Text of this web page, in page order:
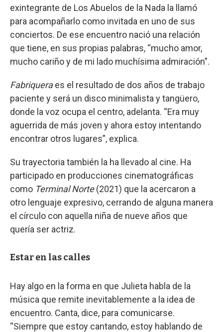
exintegrante de Los Abuelos de la Nada la llamó
para acompañarlo como invitada en uno de sus
conciertos. De ese encuentro nació una relación
que tiene, en sus propias palabras, “mucho amor,
mucho cariño y de mi lado muchísima admiración”.
Fabriqueraes el resultado de dos años de trabajo
paciente y será un disco minimalista y tangüero,
donde la voz ocupa el centro, adelanta. “Era muy
aguerrida de más joven y ahora estoy intentando
encontrar otros lugares”, explica.
Su trayectoria también la ha llevado al cine. Ha
participado en producciones cinematográficas
como Terminal Norte(2021) que la acercaron a
otro lenguaje expresivo, cerrando de alguna manera
el círculo con aquella niña de nueve años que
quería ser actriz.
Estar en las calles
Hay algo en la forma en que Julieta habla de la
música que remite inevitablemente a la idea de
encuentro. Canta, dice, para comunicarse.
“Siempre que estoy cantando, estoy hablando de